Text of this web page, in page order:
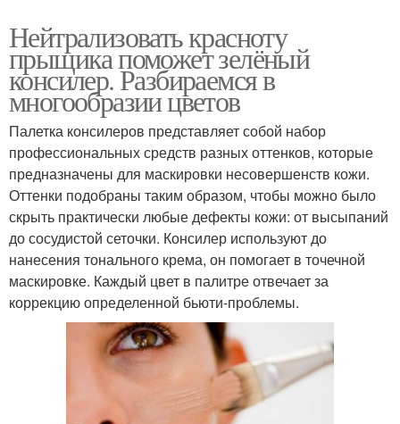
Нейтрализовать красноту
прыщика поможет зелёный
консилер. Разбираемся в
многообразии цветов
Палетка консилеров представляет собой набор
профессиональных средств разных оттенков, которые
предназначены для маскировки несовершенств кожи.
Оттенки подобраны таким образом, чтобы можно было
скрыть практически любые дефекты кожи: от высыпаний
до сосудистой сеточки. Консилер используют до
нанесения тонального крема, он помогает в точечной
маскировке. Каждый цвет в палитре отвечает за
коррекцию определенной бьюти-проблемы.